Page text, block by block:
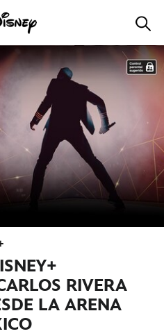
RIVERA
LA ARENA